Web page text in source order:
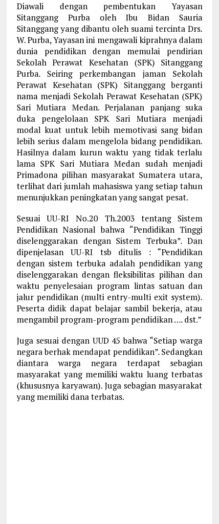
Diawali dengan pembentukan Yayasan
Sitanggang Purba oleh Ibu Bidan Sauria
Sitanggang yang dibantu oleh suami tercinta Drs.
W. Purba, Yayasan ini mengawali kiprahnya dalam
dunia pendidikan dengan memulai pendirian
Sekolah Perawat Kesehatan (SPK) Sitanggang
Purba. Seiring perkembangan jaman Sekolah
Perawat Kesehatan (SPK) Sitanggang berganti
nama menjadi Sekolah Perawat Kesehatan (SPK)
Sari Mutiara Medan. Perjalanan panjang suka
duka pengelolaan SPK Sari Mutiara menjadi
modal kuat untuk lebih memotivasi sang bidan
lebih serius dalam mengelola bidang pendidikan.
Hasilnya dalam kurun waktu yang tidak terlalu
lama SPK Sari Mutiara Medan sudah menjadi
Primadona pilihan masyarakat Sumatera utara,
terlihat dari jumlah mahasiswa yang setiap tahun
menunjukkan peningkatan yang sangat pesat.
Sesuai UU-RI No.20 Th.2003 tentang Sistem
Pendidikan Nasional bahwa “Pendidikan Tinggi
diselenggarakan dengan Sistem Terbuka”. Dan
dipenjelasan UU-RI tsb ditulis : “Pendidikan
dengan sistem terbuka adalah pendidikan yang
diselenggarakan dengan fleksibilitas pilihan dan
waktu penyelesaian program lintas satuan dan
jalur pendidikan (multi entry-multi exit system).
Peserta didik dapat belajar sambil bekerja, atau
mengambil program-program pendidikan …. dst.”
Juga sesuai dengan UUD 45 bahwa “Setiap warga
negara berhak mendapat pendidikan”. Sedangkan
diantara warga negara terdapat sebagian
masyarakat yang memiliki waktu luang terbatas
(khususnya karyawan). Juga sebagian masyarakat
yang memiliki dana terbatas.